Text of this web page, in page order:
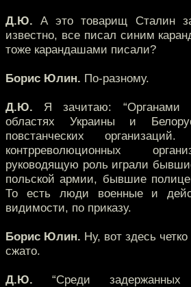
Д.Ю. А это товарищ Сталин
известно, все писал синим
тоже карандашами писали?
Борис Юлин. По-разному.
Д.Ю. Я зачитаю: “Органами
областях Украины и
повстанческих
контрреволюционных
руководящую роль играли
польской армии, бывшие
То есть люди военные и
видимости, по приказу.
Борис Юлин. Ну, вот здесь
сжато.
Д.Ю. “Среди задержанных